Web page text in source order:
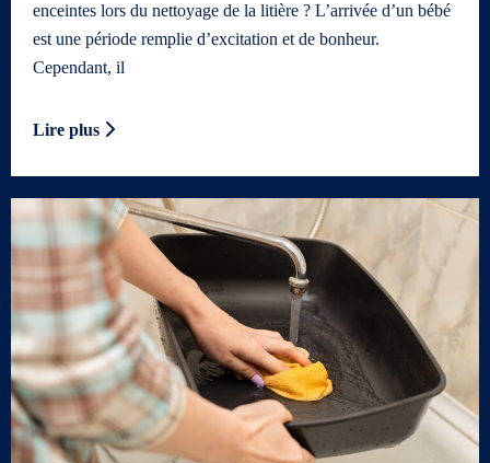
enceintes lors du nettoyage de la litière ? L’arrivée d’un bébé
est une période remplie d’excitation et de bonheur.
Cependant, il
Lire plus